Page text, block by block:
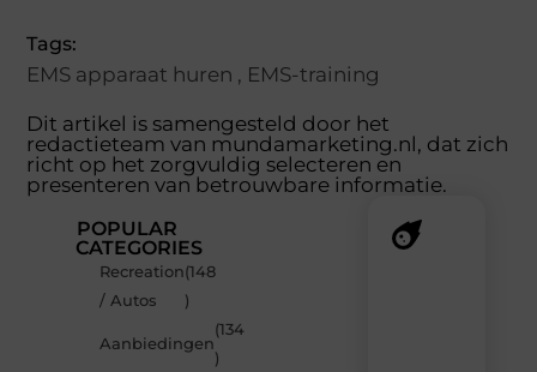
Tags:
EMS apparaat huren , EMS-training
Dit artikel is samengesteld door het
redactieteam van mundamarketing.nl, dat zich
richt op het zorgvuldig selecteren en
presenteren van betrouwbare informatie.
POPULAR
CATEGORIES
Recreation
/ Autos
(148
)
Aanbiedingen
(134
)